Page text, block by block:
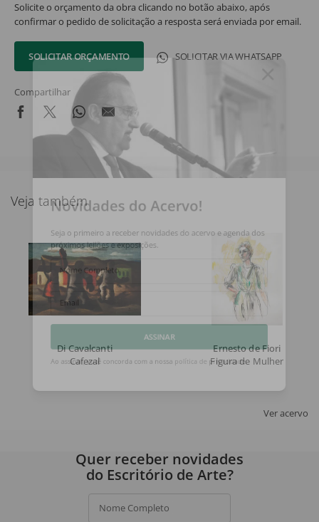
Solicite o orçamento da obra clicando no botão abaixo, após
confirmar o pedido de solicitação a resposta será enviada por email.
SOLICITAR ORÇAMENTO SOLICITAR VIA WHATSAPP
Compartilhar
Veja também
Di Cavalcanti
Cafezal
Ernesto de Fiori
Figura de Mulher
Ver acervo
Novidades do Acervo!
Seja o primeiro a receber novidades do acervo e agenda dos
próximos leilões e exposições.
Nome Completo
Email
Quer receber novidades
do Escritório de Arte?
Nome Completo